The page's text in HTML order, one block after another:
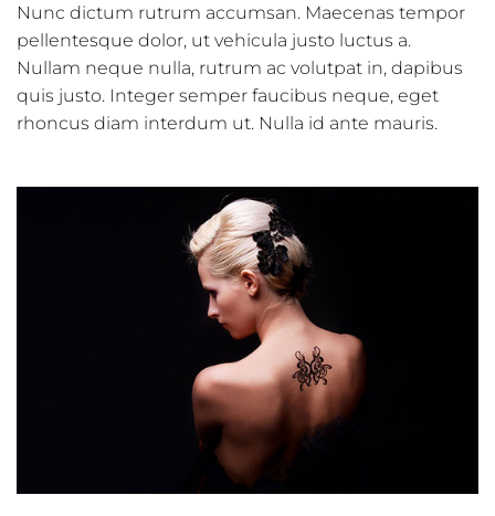
Nunc dictum rutrum accumsan. Maecenas tempor
pellentesque dolor, ut vehicula justo luctus a.
Nullam neque nulla, rutrum ac volutpat in, dapibus
quis justo. Integer semper faucibus neque, eget
rhoncus diam interdum ut. Nulla id ante mauris.